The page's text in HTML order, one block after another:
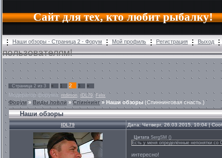
Сайт для тех, кто любит рыбалку!
Наши обзоры - Страница 2 - Форум Мой профиль Регистрация Выход
пользователям!
Страница 2 из 3 « 1 2 3 »
Модератор форума: ntdimon , IDL79 , Felix
Форум» Виды ловли »Спиннинг » Наши обзоры (Спиннинговая снасть.)
Наши обзоры
IDL79 Дата: Четверг, 26.03.2015, 10:04 |
Цитата SergSM ()
Есть у меня определённые непонятки со
интересно!